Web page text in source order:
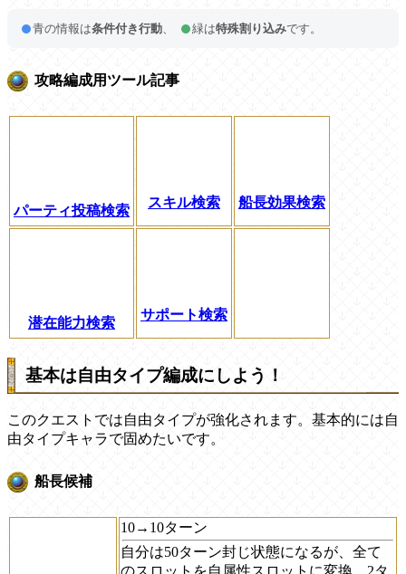
青の情報は条件付き行動 緑は特殊割り込みです。
攻略編成用ツール記事
パーティ投稿検索
スキル検索 船長効果検索
潜在能力検索
サポート検索
基本は自由タイプ編成にしよう！
このクエストでは自由タイプが強化されます。基本的には自
由タイプキャラで固めたいです。
船長候補
10→10ターン
自分は50ターン封じ状態になるが、全て